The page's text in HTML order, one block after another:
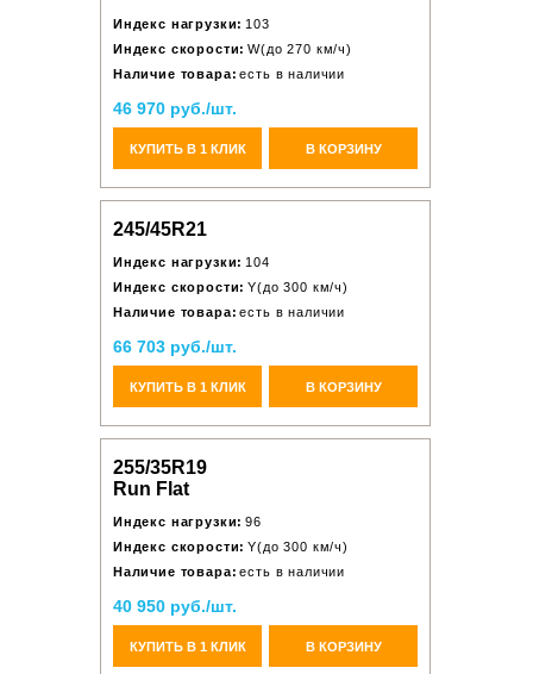
Индекс нагрузки: 103
Индекс скорости: W(до 270 км/ч)
Наличие товара: есть в наличии
46 970 руб./шт.
КУПИТЬ В 1 КЛИК В КОРЗИНУ
245/45R21
Индекс нагрузки: 104
Индекс скорости: Y(до 300 км/ч)
Наличие товара: есть в наличии
66 703 руб./шт.
КУПИТЬ В 1 КЛИК В КОРЗИНУ
255/35R19
Run Flat
Индекс нагрузки: 96
Индекс скорости: Y(до 300 км/ч)
Наличие товара: есть в наличии
40 950 руб./шт.
КУПИТЬ В 1 КЛИК В КОРЗИНУ